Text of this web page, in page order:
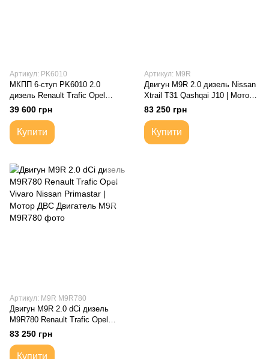
Артикул: PK6010
МКПП 6-ступ PK6010 2.0
дизель Renault Trafic Opel
Vivaro Nissan Primastar |
Коробка передач механічна
39 600 грн
Купити
Артикул: M9R
Двигун M9R 2.0 дизель Nissan
Xtrail T31 Qashqai J10 | Мотор
ДВС Двигатель
83 250 грн
Купити
Артикул: M9R M9R780
Двигун M9R 2.0 dCi дизель
M9R780 Renault Trafic Opel
Vivaro Nissan Primastar | Мотор
ДВС Двигатель
83 250 грн
Купити